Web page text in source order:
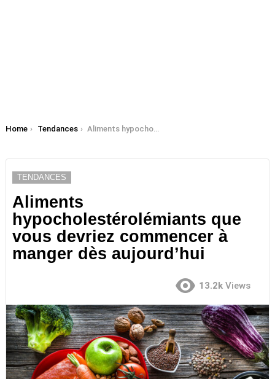
You are here:
Home Tendances Aliments hypocholestérolémiants que vous devriez commencer à manger dès aujourd’hui
TENDANCES
Aliments
hypocholestérolémiants que
vous devriez commencer à
manger dès aujourd’hui
13.2k Views